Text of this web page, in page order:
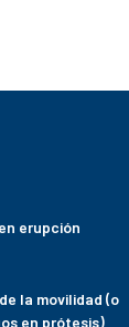
erupción
la movilidad (o
en prótesis)